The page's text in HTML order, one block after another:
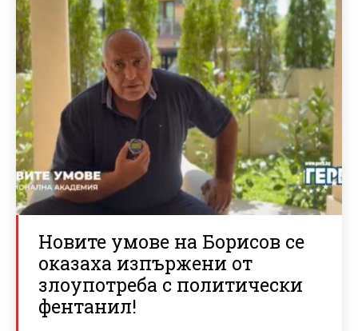
Новите умове на Борисов се
оказаха изпържени от
злоупотреба с политически
фентанил!